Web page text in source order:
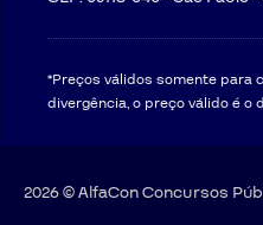
*Preços válidos somente para
divergência, o preço válido é o
2026 © AlfaCon Concursos